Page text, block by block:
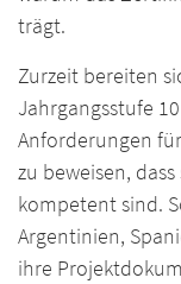
trägt.
Zurzeit bereiten
Jahrgangsstufe
Anforderungen
zu beweisen,
kompetent sind.
Argentinien,
ihre